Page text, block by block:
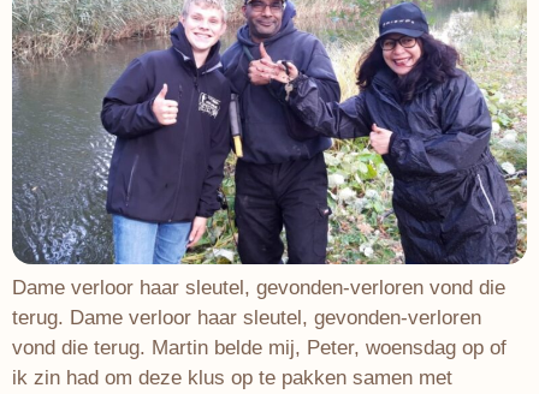
Dame verloor haar sleutel, gevonden-verloren vond die
terug. Dame verloor haar sleutel, gevonden-verloren
vond die terug. Martin belde mij, Peter, woensdag op of
ik zin had om deze klus op te pakken samen met